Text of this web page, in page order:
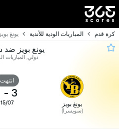
كرة قدم المباريات الودية للأندية يونغ
يونغ بويز ضد
دولي, المباريات
يونغ بويز
(سويسرا)
انتهت
3
-
15/07